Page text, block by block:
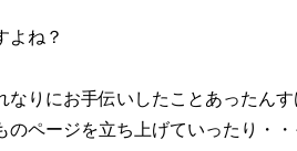
よね？
りにお手伝いしたことあったんす
のページを立ち上げていったり・